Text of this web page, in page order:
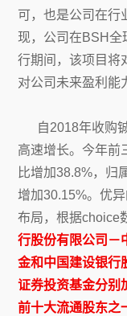
可，也是公司在行
现，公司在BSH全
行期间，该项目将
对公司未来盈利能
自2018年收购铖
高速增长。今年前
比增加38.8%，归
增加30.15%。优
布局，根据choice
行股份有限公司－
金和中国建设银行
证券投资基金分别
前十大流通股东之